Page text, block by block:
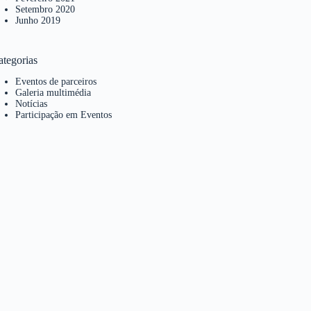
Setembro 2020
Junho 2019
Eventos de parceiros
Galeria multimédia
Notícias
Participação em Eventos